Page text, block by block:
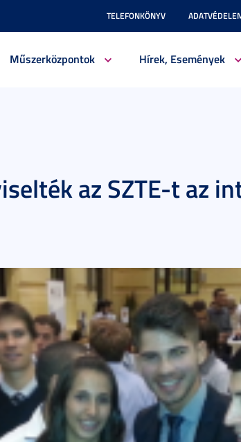
TELEFONKÖNYV
Műszerközpontok Hírek, Események
az SZTE-t az